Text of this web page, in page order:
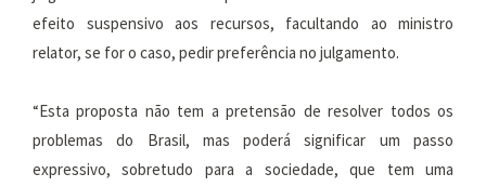
efeito suspensivo aos recursos, facultando ao ministro
relator, se for o caso, pedir preferência no julgamento.
“Esta proposta não tem a pretensão de resolver todos os
problemas do Brasil, mas poderá significar um passo
expressivo, sobretudo para a sociedade, que tem uma